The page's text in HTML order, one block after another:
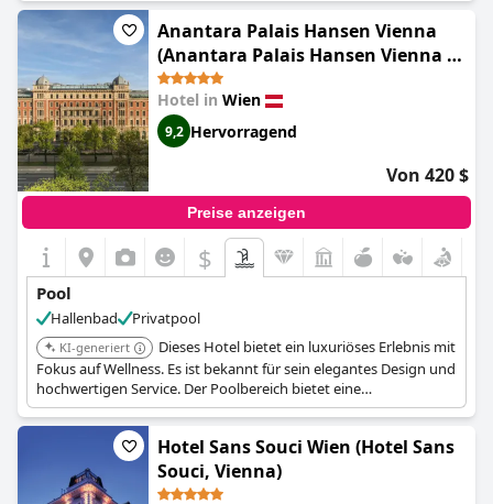
Anantara Palais Hansen Vienna
(Anantara Palais Hansen Vienna -
A Leading Hotel of the World)
Hotel in Wien
9,2 Hervorragend
Von 420 $
Preise anzeigen
$
Pool
Hallenbad Privatpool
KI-generiert
Dieses Hotel bietet ein luxuriöses Erlebnis mit
Fokus auf Wellness. Es ist bekannt für sein elegantes Design und
hochwertigen Service. Der Poolbereich bietet eine
entspannende und anspruchsvolle Umgebung.
Hotel Sans Souci Wien (Hotel Sans
Souci, Vienna)